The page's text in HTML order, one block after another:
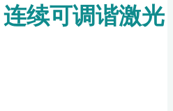
续可调谐激光